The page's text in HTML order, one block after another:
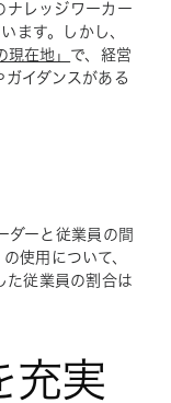
ナレッジワーカー
ます。しかし、
在地」 で、経営
イダンスがある
ダーと従業員の間
使用について、
た従業員の割合は
充実